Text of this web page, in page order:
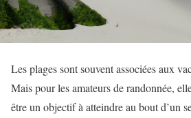
Les plages sont souvent associées aux
Mais pour les amateurs de randonnée,
être un objectif à atteindre au bout d’un